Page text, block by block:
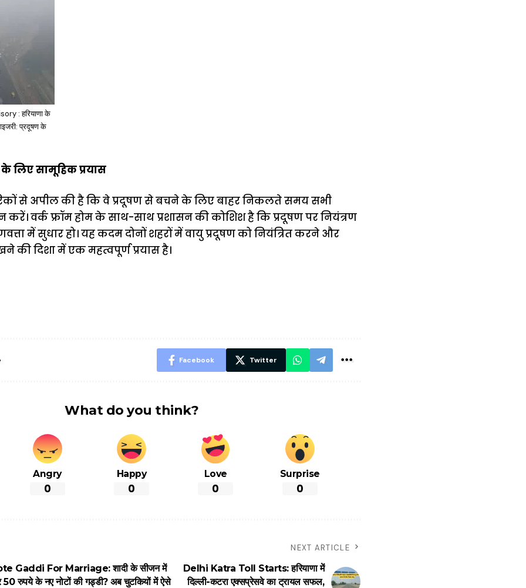
: हरियाणा के
प्रदूषण के
लिए सामूहिक प्रयास
से अपील की है कि वे प्रदूषण से बचने के लिए बाहर निकलते समय सभी
करें। वर्क फ्रॉम होम के साथ-साथ प्रशासन की कोशिश है कि प्रदूषण पर नियंत्रण
में सुधार हो। यह कदम दोनों शहरों में वायु प्रदूषण को नियंत्रित करने और
की दिशा में एक महत्वपूर्ण प्रयास है।
निगरानी
Facebook Twitter
What do you think?
Angry
0
Happy
0
Love
0
Surprise
0
Gaddi For Marriage: शादी के सीजन में
50 रुपये के नए नोटों की गड्डी? अब चुटकियों में ऐसे
NEXT ARTICLE
Delhi Katra Toll Starts: हरियाणा में
दिल्ली-कटरा एक्सप्रेसवे का ट्रायल सफल,